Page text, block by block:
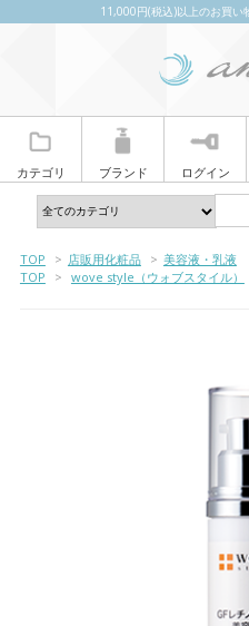
11,000円(税込)以上のお買い
カテゴリ ブランド ログイン
TOP > 店販用化粧品 > 美容液・乳液
TOP
> wove style（ウォブスタイル）